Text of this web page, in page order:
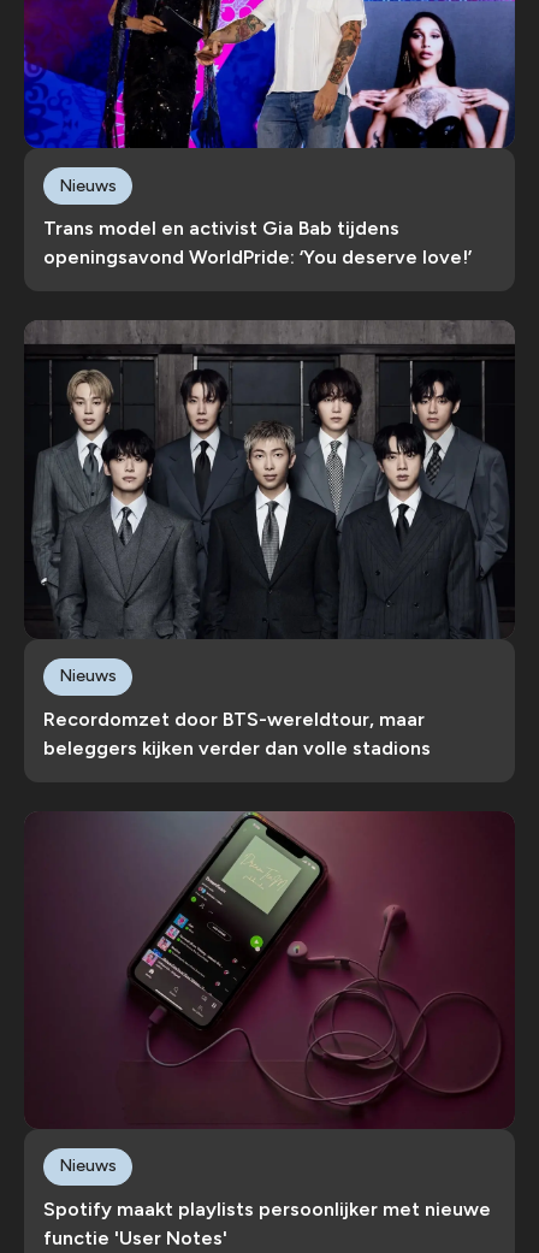
Trans model en activist Gia Bab tijdens
openingsavond WorldPride: ‘You deserve love!’
Nieuws
Recordomzet door BTS-wereldtour, maar
beleggers kijken verder dan volle stadions
Nieuws
Spotify maakt playlists persoonlijker met nieuwe
functie 'User Notes'
Nieuws